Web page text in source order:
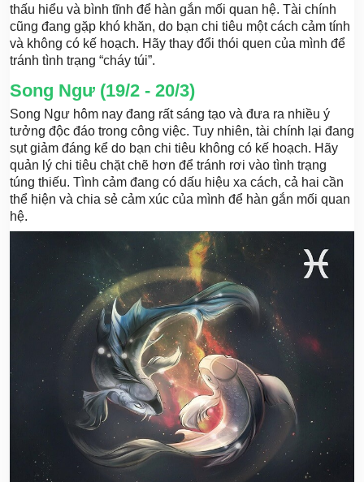
thấu hiểu và bình tĩnh để hàn gắn mối quan hệ. Tài chính
cũng đang gặp khó khăn, do bạn chi tiêu một cách cảm tính
và không có kế hoạch. Hãy thay đổi thói quen của mình để
tránh tình trạng “cháy túi”.
Song Ngư (19/2 - 20/3)
Song Ngư hôm nay đang rất sáng tạo và đưa ra nhiều ý
tưởng độc đáo trong công việc. Tuy nhiên, tài chính lại đang
sụt giảm đáng kể do bạn chi tiêu không có kế hoạch. Hãy
quản lý chi tiêu chặt chẽ hơn để tránh rơi vào tình trạng
túng thiếu. Tình cảm đang có dấu hiệu xa cách, cả hai cần
thể hiện và chia sẻ cảm xúc của mình để hàn gắn mối quan
hệ.